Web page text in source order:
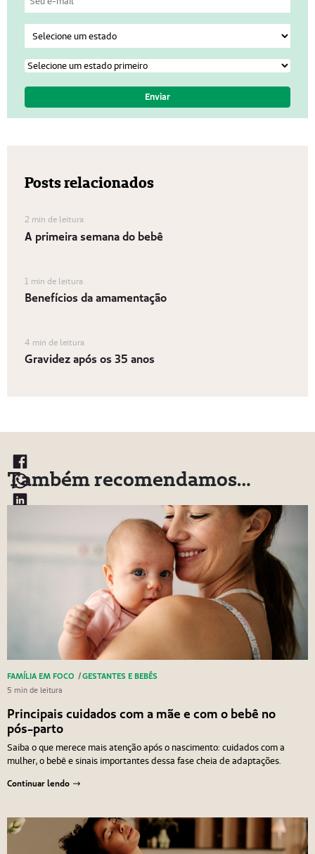
Posts relacionados
2 min de leitura
A primeira semana do bebê
1 min de leitura
Benefícios da amamentação
4 min de leitura
Gravidez após os 35 anos
Também recomendamos…
FAMÍLIA EM FOCO /GESTANTES E BEBÊS
5 min de leitura
Principais cuidados com a mãe e com o bebê no
pós-parto
Saiba o que merece mais atenção após o nascimento: cuidados com a
mulher, o bebê e sinais importantes dessa fase cheia de adaptações.
Continuar lendo